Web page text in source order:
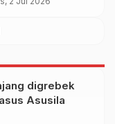
Antarkota
digrebek
Asusila